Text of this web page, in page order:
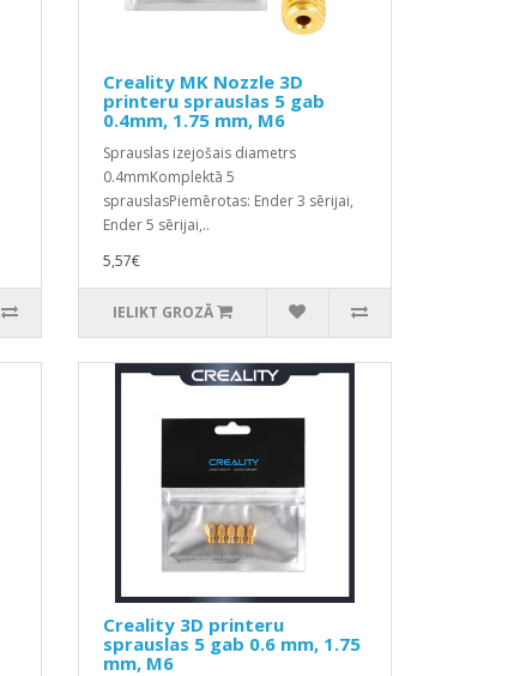
Creality MK Nozzle 3D
printeru sprauslas 5 gab
0.4mm, 1.75 mm, M6
Sprauslas izejošais diametrs
0.4mmKomplektā 5
sprauslasPiemērotas: Ender 3 sērijai,
Ender 5 sērijai,..
5,57€
IELIKT GROZĀ
Creality 3D printeru
sprauslas 5 gab 0.6 mm, 1.75
mm, M6